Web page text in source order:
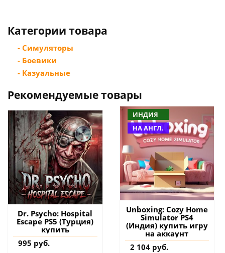
Категории товара
- Симуляторы
- Боевики
- Казуальные
Рекомендуемые товары
Dr. Psycho: Hospital
Escape PS5 (Турция)
купить
995 руб.
ИНДИЯ
НА АНГЛ.
Unboxing: Cozy Home
Simulator PS4
(Индия) купить игру
на аккаунт
2 104 руб.